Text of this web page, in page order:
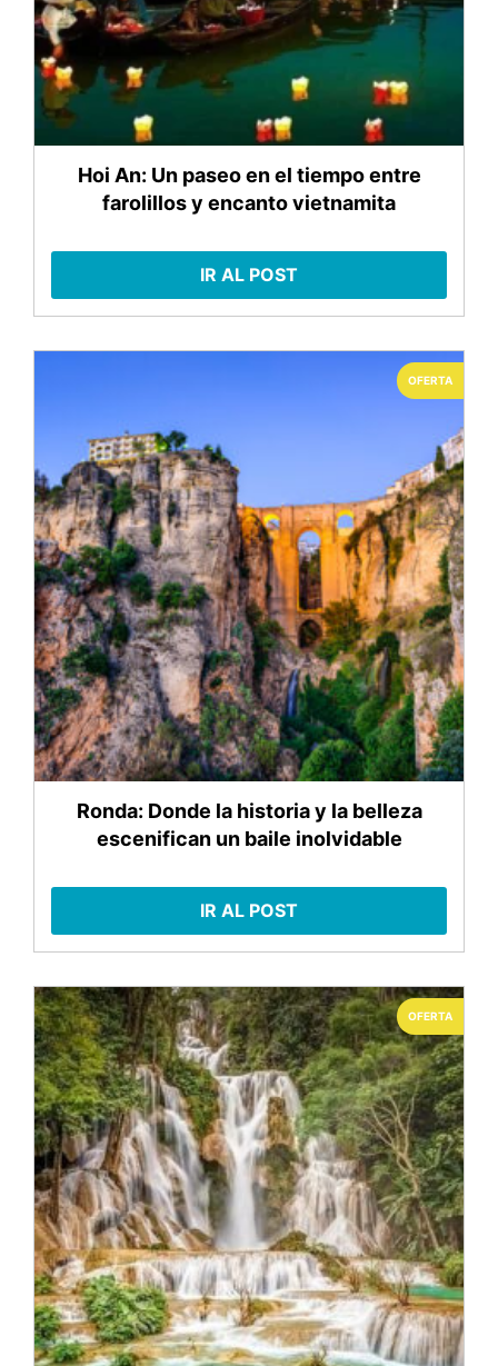
Hoi An: Un paseo en el tiempo entre
farolillos y encanto vietnamita
IR AL POST
OFERTA
Ronda: Donde la historia y la belleza
escenifican un baile inolvidable
IR AL POST
OFERTA